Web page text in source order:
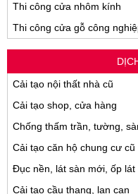
Thi công cửa nhôm kính
Thi công cửa gỗ công
Cải tạo nội thất nhà cũ
Cải tạo shop, cửa hàng
Chống thấm trần, tường,
Cải tạo căn hộ chung cư cũ
Đục nền, lát sàn mới, ốp lát
Cải tạo cầu thang, lan can